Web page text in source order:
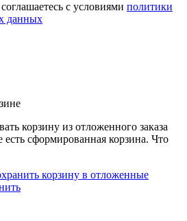
с условиями политики
данных
корзину из отложенного заказа
сформированная корзина. Что
корзину в отложенные